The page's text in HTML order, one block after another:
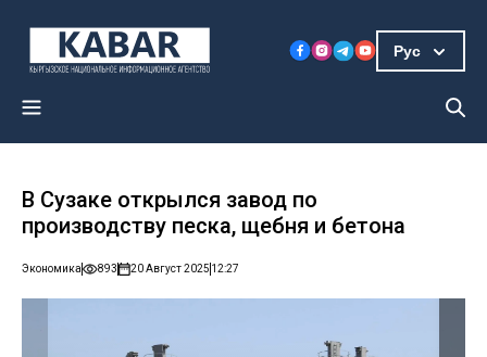
Рус
В Сузаке открылся завод по
производству песка, щебня и бетона
Экономика 893 20 Август 2025 12:27